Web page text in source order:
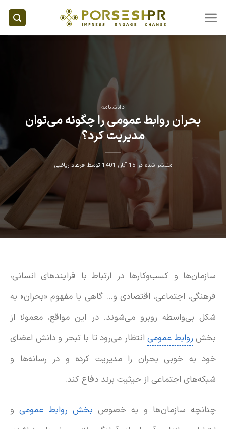
content
دانشنامه
بحران روابط عمومی را چگونه می‌توان
مدیریت کرد؟
منتشر شده در 15 آبان 1401 توسطفرهاد ریاضی
سازمان‌ها و کسب‌وکارها در ارتباط با فرایندهای انسانی،
فرهنگی، اجتماعی، اقتصادی و… گاهی با مفهوم «بحران» به
شکل بی‌واسطه روبرو می‌شوند. در این مواقع، معمولا از
بخش روابط عمومی انتظار می‌رود تا با تبحر و دانش اعضای
خود به خوبی بحران را مدیریت کرده و در رسانه‌ها و
شبکه‌های اجتماعی از حیثیت برند دفاع کند.
چنانچه سازمان‌ها و به خصوص بخش روابط عمومیو